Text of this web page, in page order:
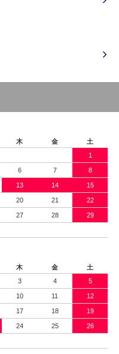
木 金
土
1
6 7 8
13 14 15
20 21 22
27 28 29
木 金
土
3 4 5
10 11 12
17 18 19
24 25 26